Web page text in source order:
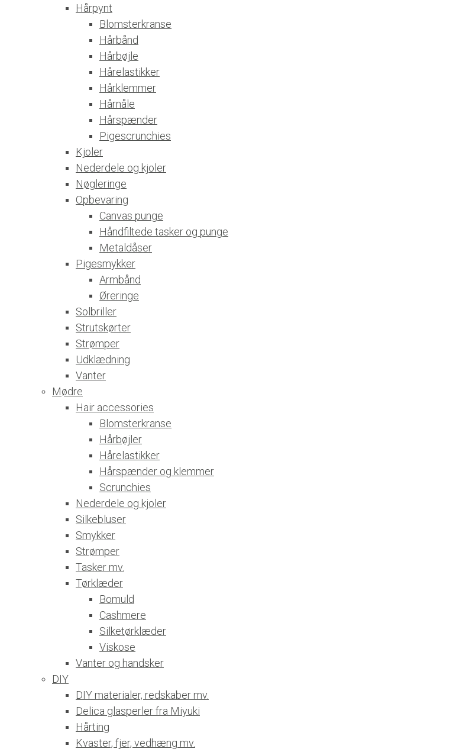
Hårpynt
Blomsterkranse
Hårbånd
Hårbøjle
Hårelastikker
Hårklemmer
Hårnåle
Hårspænder
Pigescrunchies
Kjoler
Nederdele og kjoler
Nøgleringe
Opbevaring
Canvas punge
Håndfiltede tasker og punge
Metaldåser
Pigesmykker
Armbånd
Øreringe
Solbriller
Strutskørter
Strømper
Udklædning
Vanter
Mødre
Hair accessories
Blomsterkranse
Hårbøjler
Hårelastikker
Hårspænder og klemmer
Scrunchies
Nederdele og kjoler
Silkebluser
Smykker
Strømper
Tasker mv.
Tørklæder
Bomuld
Cashmere
Silketørklæder
Viskose
Vanter og handsker
DIY
DIY materialer, redskaber mv.
Delica glasperler fra Miyuki
Hårting
Kvaster, fjer, vedhæng mv.